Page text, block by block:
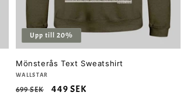
Upp till 20%
Mönsterås Text Sweatshirt
Säljare:
WALLSTAR
Ordinarie
699 SEK Försäljningspris
449 SEK